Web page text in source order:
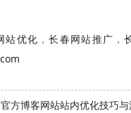
站优化 ，长春网站推广 ，
方博客网站站内优化技巧与